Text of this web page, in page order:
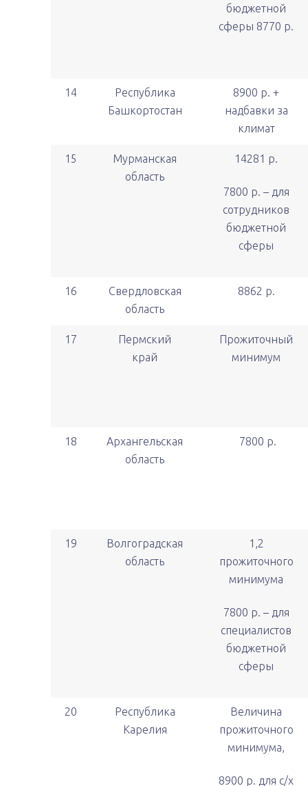
бюджетной
сферы 8770 р.
14
Республика
Башкортостан
8900 р. +
надбавки за
климат
15
Мурманская
область
14281 р.
7800 р. – для
сотрудников
бюджетной
сферы
16
Свердловская
область
8862 р.
17
Пермский
край
Прожиточный
минимум
18
Архангельская
область
7800 р.
19
Волгоградская
область
1,2
прожиточного
минимума
7800 р. – для
специалистов
бюджетной
сферы
20
Республика
Карелия
Величина
прожиточного
минимума,
8900 р. для с/х